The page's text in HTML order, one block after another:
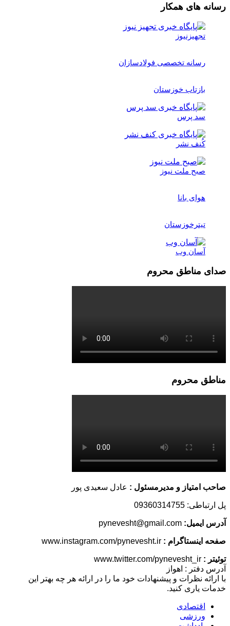
رسانه های همکار
تجهیزنیوز
رسانه تخصصی فولادسازان
بازتاب خوزستان
سد پرس
کُنف نشر
صبح ملت نیوز
هوای بانا
تیترخوزستان
آسان وب
صدای مناطق محروم
مناطق محروم
صاحب امتیاز و مدیرمسئول : عادل سعیدی پور
پل ارتباطی: 09360314755
آدرس ایمیل:
صفحه اینستاگرام :
توئیتر :
آدرس دفتر : اهواز
با ارائه نظرات و پیشنهادات خود ما را در ارائه هر چه بهتر این
خدمات یاری کنید.
اقتصادی
ورزشی